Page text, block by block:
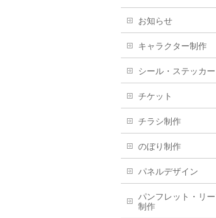
お知らせ
キャラクター制作
シール・ステッカー
チケット
チラシ制作
のぼり制作
パネルデザイン
パンフレット・リ
制作